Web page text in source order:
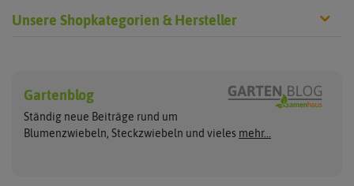
Unsere Shopkategorien & Hersteller
Gelbe Steckzwiebeln
Rote Steckzwiebeln
Sommerblüher
Blumenzwiebelmischungen
Flortus
Dürr Samen
Quedlinburger Saatgut
Holland Park
Gartenblog
Ständig neue Beiträge rund um
Blumenzwiebeln, Steckzwiebeln und vieles mehr...